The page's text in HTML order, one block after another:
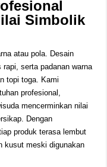
Simbolik
atau pola. Desain
serta padanan warna
topi toga. Kami
profesional,
mencerminkan nilai
Dengan
produk terasa lembut
kusut meski digunakan